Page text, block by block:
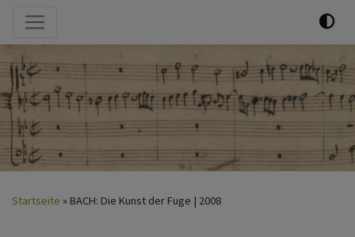
Hauptnavigation
Startseite BACH: Die Kunst der Fuge | 2008